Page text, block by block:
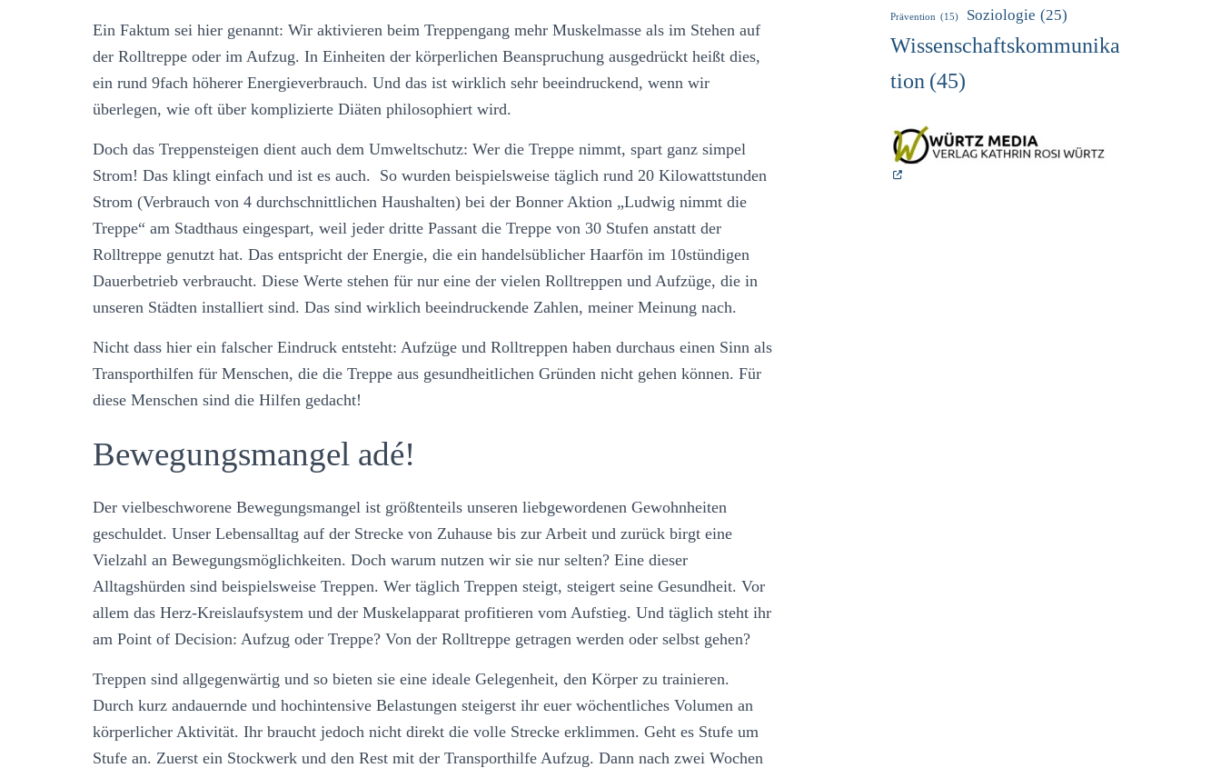
Ein Faktum sei hier genannt: Wir aktivieren beim Treppengang mehr Muskelmasse als im Stehen auf
der Rolltreppe oder im Aufzug. In Einheiten der körperlichen Beanspruchung ausgedrückt heißt dies,
ein rund 9fach höherer Energieverbrauch. Und das ist wirklich sehr beeindruckend, wenn wir
überlegen, wie oft über komplizierte Diäten philosophiert wird.
Doch das Treppensteigen dient auch dem Umweltschutz: Wer die Treppe nimmt, spart ganz simpel
Strom! Das klingt einfach und ist es auch. So wurden beispielsweise täglich rund 20 Kilowattstunden
Strom (Verbrauch von 4 durchschnittlichen Haushalten) bei der Bonner Aktion „Ludwig nimmt die
Treppe“ am Stadthaus eingespart, weil jeder dritte Passant die Treppe von 30 Stufen anstatt der
Rolltreppe genutzt hat. Das entspricht der Energie, die ein handelsüblicher Haarfön im 10stündigen
Dauerbetrieb verbraucht. Diese Werte stehen für nur eine der vielen Rolltreppen und Aufzüge, die in
unseren Städten installiert sind. Das sind wirklich beeindruckende Zahlen, meiner Meinung nach.
Nicht dass hier ein falscher Eindruck entsteht: Aufzüge und Rolltreppen haben durchaus einen Sinn als
Transporthilfen für Menschen, die die Treppe aus gesundheitlichen Gründen nicht gehen können. Für
diese Menschen sind die Hilfen gedacht!
Bewegungsmangel adé!
Der vielbeschworene Bewegungsmangel ist größtenteils unseren liebgewordenen Gewohnheiten
geschuldet. Unser Lebensalltag auf der Strecke von Zuhause bis zur Arbeit und zurück birgt eine
Vielzahl an Bewegungsmöglichkeiten. Doch warum nutzen wir sie nur selten? Eine dieser
Alltagshürden sind beispielsweise Treppen. Wer täglich Treppen steigt, steigert seine Gesundheit. Vor
allem das Herz-Kreislaufsystem und der Muskelapparat profitieren vom Aufstieg. Und täglich steht ihr
am Point of Decision: Aufzug oder Treppe? Von der Rolltreppe getragen werden oder selbst gehen?
Treppen sind allgegenwärtig und so bieten sie eine ideale Gelegenheit, den Körper zu trainieren.
Durch kurz andauernde und hochintensive Belastungen steigerst ihr euer wöchentliches Volumen an
körperlicher Aktivität. Ihr braucht jedoch nicht direkt die volle Strecke erklimmen. Geht es Stufe um
Stufe an. Zuerst ein Stockwerk und den Rest mit der Transporthilfe Aufzug. Dann nach zwei Wochen
Prävention (15) Soziologie (25)
Wissenschaftskommunika
Tion (45)